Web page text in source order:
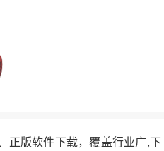
正版软件下载，覆盖行业广,下